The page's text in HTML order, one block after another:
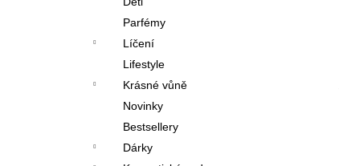
Parfémy
Líčení
Lifestyle
Krásné vůně
Novinky
Bestsellery
Dárky